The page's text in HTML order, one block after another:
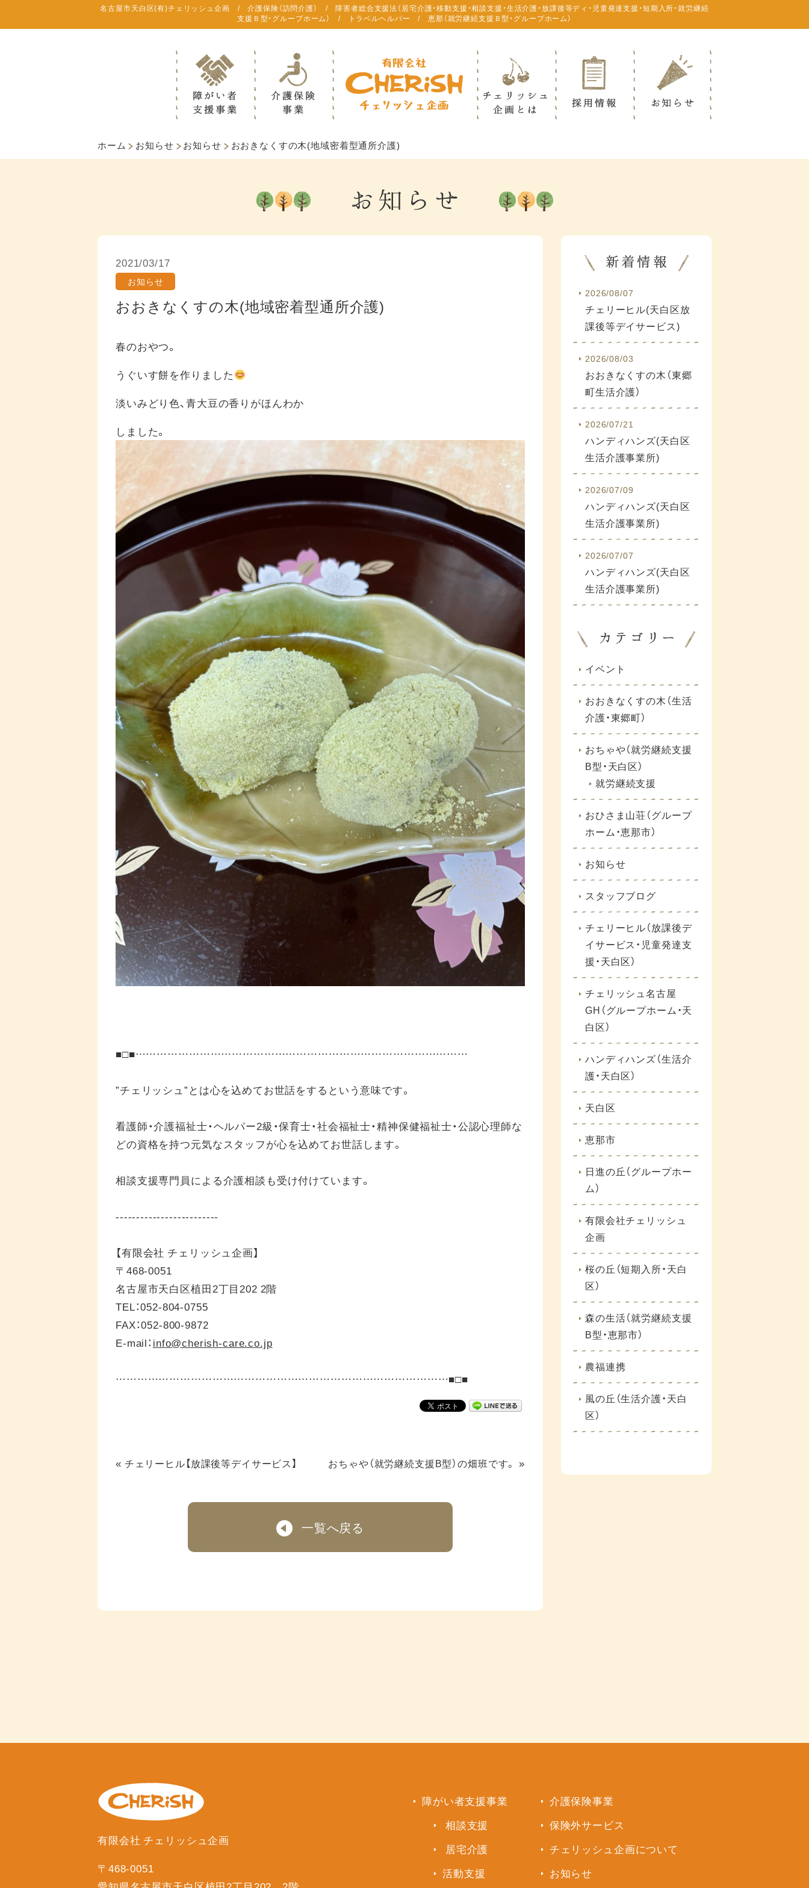
名古屋市天白区(有)チェリッシュ企画 / 介護保険（訪問介護） / 障害者総合支援法（居宅介護・移動支援・相談支援・生活介護・放課後等ディ・児童発達支援・短期入所・就労継続
支援Ｂ型・グループホーム） / トラベルヘルパー / 恵那（就労継続支援Ｂ型・グループホーム）
ホーム お知らせ お知らせ おおきなくすの木(地域密着型通所介護)
2021/03/17
お知らせ
おおきなくすの木(地域密着型通所介護)
春のおやつ。
うぐいす餅を作りました
淡いみどり色、青大豆の香りがほんわか
しました。
■□■…………………………………………………………………………………
”チェリッシュ”とは心を込めてお世話をするという意味です。
看護師・介護福祉士・ヘルパー2級・保育士・社会福祉士・精神保健福祉士・公認心理師な
どの資格を持つ元気なスタッフが心を込めてお世話します。
相談支援専門員による介護相談も受け付けています。
-------------------------
【有限会社 チェリッシュ企画】
〒468-0051
名古屋市天白区植田2丁目202 2階
TEL：052-804-0755
FAX：052-800-9872
E-mail： info@cherish-care.co.jp
…………………………………………………………………………………■□■
« チェリーヒル【放課後等デイサービス】 おちゃや（就労継続支援B型）の畑班です。 »
一覧へ戻る
2026/08/07
チェリーヒル(天白区放
課後等デイサービス)
2026/08/03
おおきなくすの木（東郷
町生活介護）
2026/07/21
ハンディハンズ(天白区
生活介護事業所)
2026/07/09
ハンディハンズ(天白区
生活介護事業所)
2026/07/07
ハンディハンズ(天白区
生活介護事業所)
イベント
おおきなくすの木（生活
介護・東郷町）
おちゃや（就労継続支援
B型・天白区）
就労継続支援
おひさま山荘（グループ
ホーム・恵那市）
お知らせ
スタッフブログ
チェリーヒル（放課後デ
イサービス・児童発達支
援・天白区）
チェリッシュ名古屋
GH（グループホーム・天
白区）
ハンディハンズ（生活介
護・天白区）
天白区
恵那市
日進の丘（グループホー
ム）
有限会社チェリッシュ
企画
桜の丘（短期入所・天白
区）
森の生活（就労継続支援
B型・恵那市）
農福連携
風の丘（生活介護・天白
区）
有限会社 チェリッシュ企画
〒468-0051
障がい者支援事業
相談支援
居宅介護
活動支援
介護保険事業
保険外サービス
チェリッシュ企画について
お知らせ